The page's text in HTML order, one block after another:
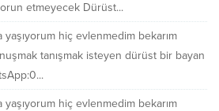
etmeyecek Dürüst...
yaşıyorum hiç evlenmedim bekarım
tanışmak isteyen dürüst bir bayan
yaşıyorum hiç evlenmedim bekarım